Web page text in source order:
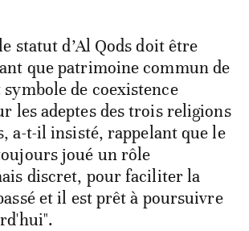
statut d’Al Qods doit être
que patrimoine commun de
de coexistence
les adeptes des trois religions
a-t-il insisté, rappelant que le
joué un rôle
discret, pour faciliter la
et il est prêt à poursuivre